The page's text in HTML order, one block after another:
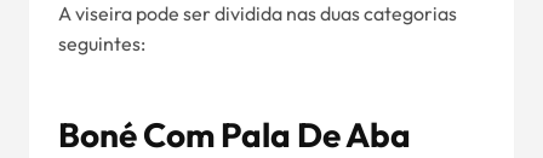
A viseira pode ser dividida nas duas categorias
seguintes:
Boné Com Pala De Aba